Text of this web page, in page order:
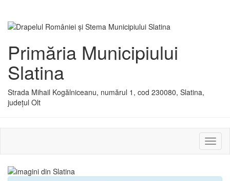
Primăria Municipiului
Slatina
Strada Mihail Kogălniceanu, numărul 1, cod 230080, Slatina,
județul Olt
sau